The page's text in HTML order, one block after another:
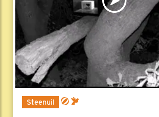
Steenuil